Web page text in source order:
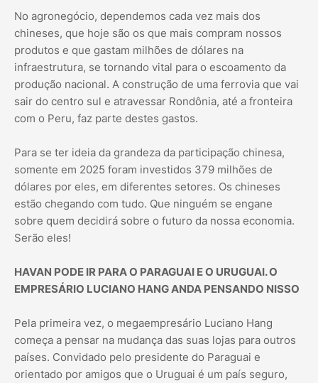
No agronegócio, dependemos cada vez mais dos
chineses, que hoje são os que mais compram nossos
produtos e que gastam milhões de dólares na
infraestrutura, se tornando vital para o escoamento da
produção nacional. A construção de uma ferrovia que vai
sair do centro sul e atravessar Rondônia, até a fronteira
com o Peru, faz parte destes gastos.
Para se ter ideia da grandeza da participação chinesa,
somente em 2025 foram investidos 379 milhões de
dólares por eles, em diferentes setores. Os chineses
estão chegando com tudo. Que ninguém se engane
sobre quem decidirá sobre o futuro da nossa economia.
Serão eles!
HAVAN PODE IR PARA O PARAGUAI E O URUGUAI. O
EMPRESÁRIO LUCIANO HANG ANDA PENSANDO NISSO
Pela primeira vez, o megaempresário Luciano Hang
começa a pensar na mudança das suas lojas para outros
países. Convidado pelo presidente do Paraguai e
orientado por amigos que o Uruguai é um país seguro,